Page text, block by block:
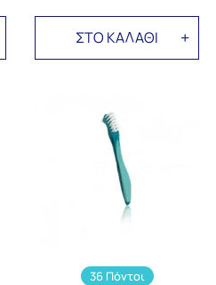
ΣΤΟ ΚΑΛΑΘΙ
36 Πόντοι